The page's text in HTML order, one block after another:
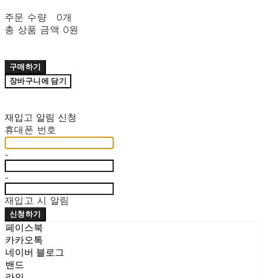
주문 수량
0개
총 상품 금액 0원
구매하기
장바구니에 담기
재입고 알림 신청
휴대폰 번호
-
-
재입고 시 알림
신청하기
페이스북
카카오톡
네이버 블로그
밴드